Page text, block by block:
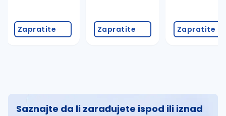
Zapratite Zapratite Zapratite
Saznajte da li zarađujete ispod ili iznad